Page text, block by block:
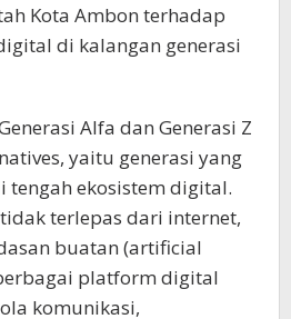
Kota Ambon terhadap
di kalangan generasi
Alfa dan Generasi Z
yaitu generasi yang
ekosistem digital.
terlepas dari internet,
buatan (artificial
platform digital
komunikasi,